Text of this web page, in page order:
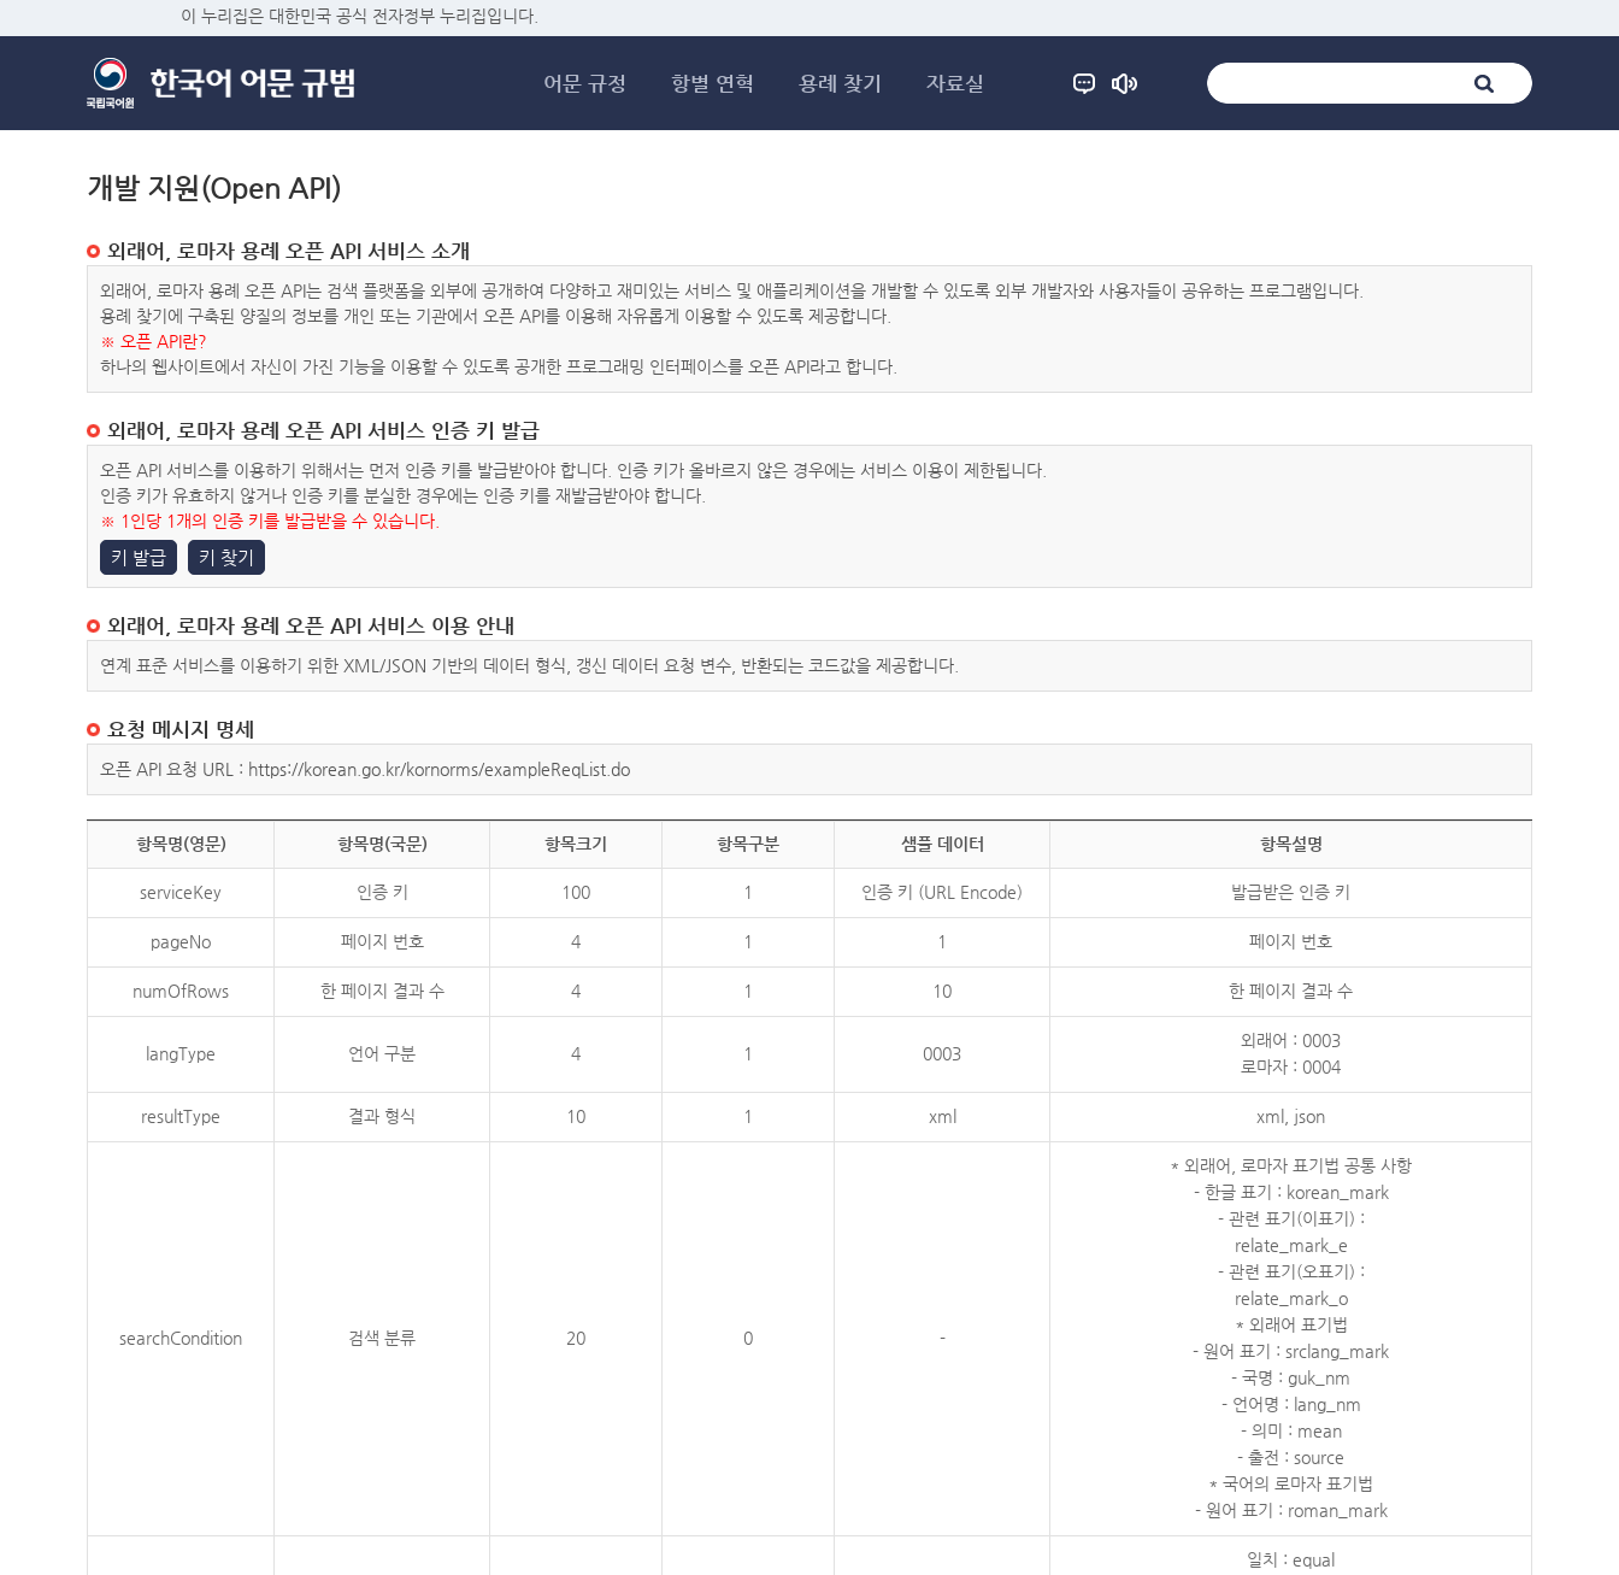
이 누리집은 대한민국 공식 전자정부 누리집입니다.
어문 규정 항별 연혁 용례 찾기 자료실
개발 지원(Open API)
외래어, 로마자 용례 오픈 API 서비스 소개
외래어, 로마자 용례 오픈 API는 검색 플랫폼을 외부에 공개하여 다양하고 재미있는 서비스 및 애플리케이션을 개발할 수 있도록 외부 개발자와 사용자들이 공유하는 프로그램입니다.
용례 찾기에 구축된 양질의 정보를 개인 또는 기관에서 오픈 API를 이용해 자유롭게 이용할 수 있도록 제공합니다.
※ 오픈 API란?
하나의 웹사이트에서 자신이 가진 기능을 이용할 수 있도록 공개한 프로그래밍 인터페이스를 오픈 API라고 합니다.
외래어, 로마자 용례 오픈 API 서비스 인증 키 발급
오픈 API 서비스를 이용하기 위해서는 먼저 인증 키를 발급받아야 합니다. 인증 키가 올바르지 않은 경우에는 서비스 이용이 제한됩니다.
인증 키가 유효하지 않거나 인증 키를 분실한 경우에는 인증 키를 재발급받아야 합니다.
※ 1인당 1개의 인증 키를 발급받을 수 있습니다.
키 발급 키 찾기
외래어, 로마자 용례 오픈 API 서비스 이용 안내
연계 표준 서비스를 이용하기 위한 XML/JSON 기반의 데이터 형식, 갱신 데이터 요청 변수, 반환되는 코드값을 제공합니다.
요청 메시지 명세
오픈 API 요청 URL : https://korean.go.kr/kornorms/exampleReqList.do
항목명(영문) 항목명(국문) 항목크기 항목구분 샘플 데이터 항목설명
serviceKey 인증 키 100 1 인증 키 (URL Encode) 발급받은 인증 키
pageNo 페이지 번호 4 1 1 페이지 번호
numOfRows 한 페이지 결과 수 4 1 10 한 페이지 결과 수
langType 언어 구분 4 1 0003
외래어 : 0003
로마자 : 0004
resultType 결과 형식 10 1 xml xml, json
searchCondition 검색 분류 20 0 -
* 외래어, 로마자 표기법 공통 사항
- 한글 표기 : korean_mark
- 관련 표기(이표기) :
relate_mark_e
- 관련 표기(오표기) :
relate_mark_o
* 외래어 표기법
- 원어 표기 : srclang_mark
- 국명 : guk_nm
- 언어명 : lang_nm
- 의미 : mean
- 출전 : source
* 국어의 로마자 표기법
- 원어 표기 : roman_mark
일치 : equal